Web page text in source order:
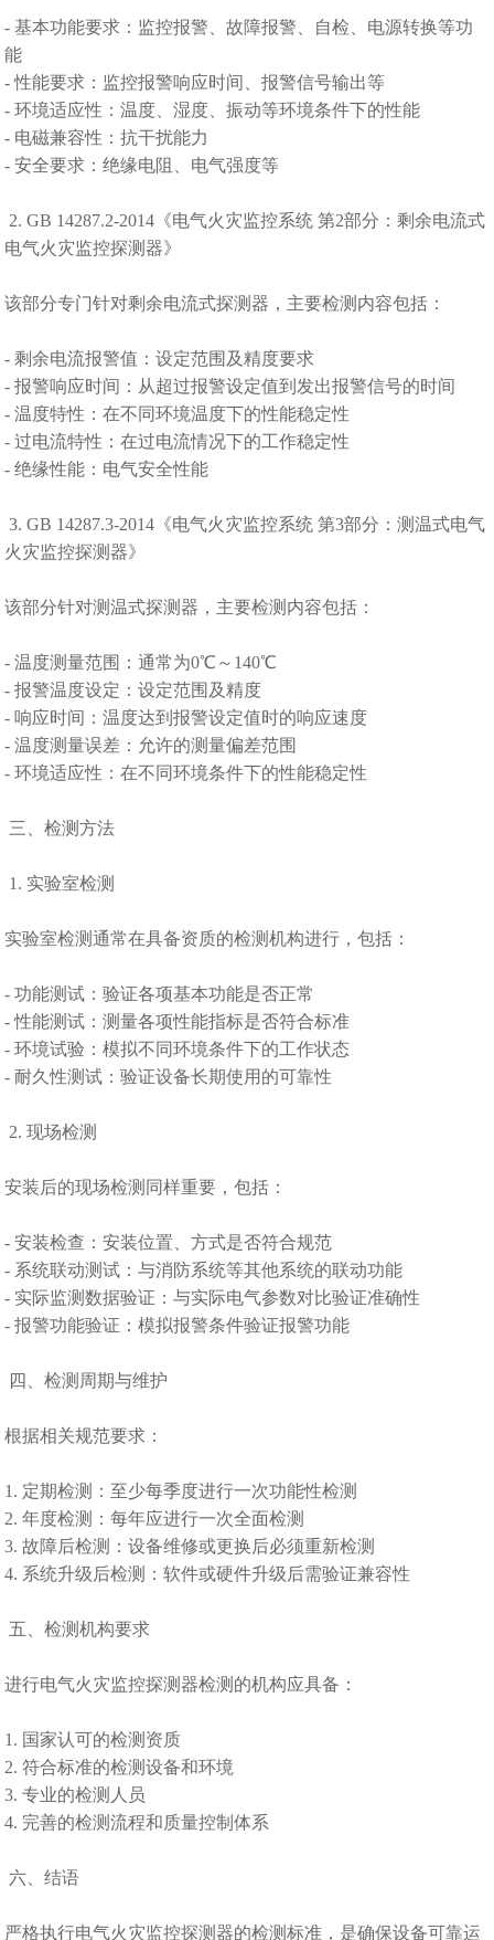
- 基本功能要求：监控报警、故障报警、自检、电源转换等功
能
- 性能要求：监控报警响应时间、报警信号输出等
- 环境适应性：温度、湿度、振动等环境条件下的性能
- 电磁兼容性：抗干扰能力
- 安全要求：绝缘电阻、电气强度等
2. GB 14287.2-2014《电气火灾监控系统 第2部分：剩余电流式
电气火灾监控探测器》
该部分专门针对剩余电流式探测器，主要检测内容包括：
- 剩余电流报警值：设定范围及精度要求
- 报警响应时间：从超过报警设定值到发出报警信号的时间
- 温度特性：在不同环境温度下的性能稳定性
- 过电流特性：在过电流情况下的工作稳定性
- 绝缘性能：电气安全性能
3. GB 14287.3-2014《电气火灾监控系统 第3部分：测温式电气
火灾监控探测器》
该部分针对测温式探测器，主要检测内容包括：
- 温度测量范围：通常为0℃～140℃
- 报警温度设定：设定范围及精度
- 响应时间：温度达到报警设定值时的响应速度
- 温度测量误差：允许的测量偏差范围
- 环境适应性：在不同环境条件下的性能稳定性
三、检测方法
1. 实验室检测
实验室检测通常在具备资质的检测机构进行，包括：
- 功能测试：验证各项基本功能是否正常
- 性能测试：测量各项性能指标是否符合标准
- 环境试验：模拟不同环境条件下的工作状态
- 耐久性测试：验证设备长期使用的可靠性
2. 现场检测
安装后的现场检测同样重要，包括：
- 安装检查：安装位置、方式是否符合规范
- 系统联动测试：与消防系统等其他系统的联动功能
- 实际监测数据验证：与实际电气参数对比验证准确性
- 报警功能验证：模拟报警条件验证报警功能
四、检测周期与维护
根据相关规范要求：
1. 定期检测：至少每季度进行一次功能性检测
2. 年度检测：每年应进行一次全面检测
3. 故障后检测：设备维修或更换后必须重新检测
4. 系统升级后检测：软件或硬件升级后需验证兼容性
五、检测机构要求
进行电气火灾监控探测器检测的机构应具备：
1. 国家认可的检测资质
2. 符合标准的检测设备和环境
3. 专业的检测人员
4. 完善的检测流程和质量控制体系
六、结语
严格执行电气火灾监控探测器的检测标准，是确保设备可靠运